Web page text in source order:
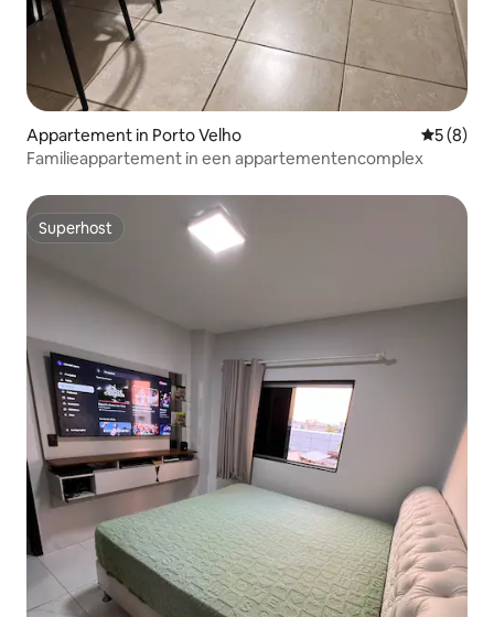
Appartement in Porto Velho
5 (8)
Familieappartement in een appartementencomplex
Superhost
Superhost